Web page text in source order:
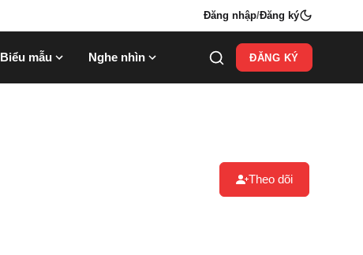
Đăng nhập/Đăng ký
Biểu mẫu Nghe nhìn ĐĂNG KÝ
Theo dõi